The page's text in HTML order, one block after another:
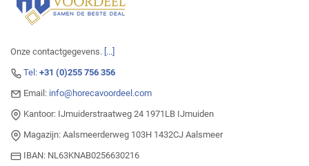
Onze contactgegevens. [...]
Tel: +31 (0)255 756 356
Email: info@horecavoordeel.com
Kantoor: IJmuiderstraatweg 24 1971LB IJmuiden
Magazijn: Aalsmeerderweg 103H 1432CJ Aalsmeer
IBAN: NL63KNAB0256630216